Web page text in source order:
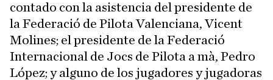
contado con la asistencia del presidente de
la Federació de Pilota Valenciana, Vicent
Molines; el presidente de la Federació
Internacional de Jocs de Pilota a mà, Pedro
López; y alguno de los jugadores y jugadoras